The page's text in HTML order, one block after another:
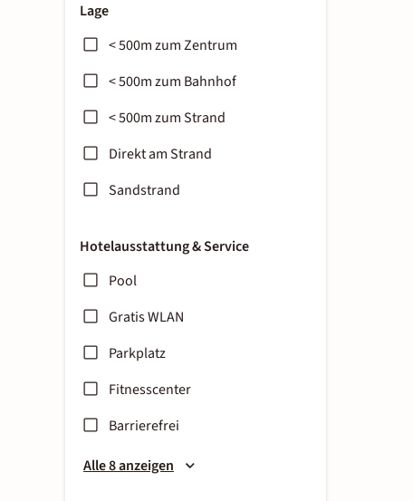
Lage
< 500m zum Zentrum
< 500m zum Bahnhof
< 500m zum Strand
Direkt am Strand
Sandstrand
Hotelausstattung & Service
Pool
Gratis WLAN
Parkplatz
Fitnesscenter
Barrierefrei
Alle 8 anzeigen